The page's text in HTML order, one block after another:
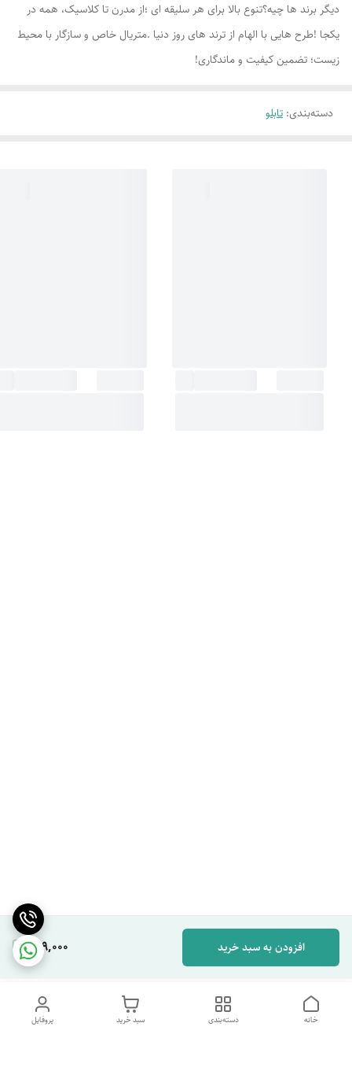
649,000 افزودن به سبد خرید
دیگر برند ها چیه؟تنوع بالا برای هر سلیقه ای ؛از مدرن تا کلاسیک، همه در
یکجا !طرح هایی با الهام از ترند های روز دنیا .متریال خاص و سازگار با محیط
زیست؛ تضمین کیفیت و ماندگاری!
دسته‌بندی: تابلو
پروفایل سبد خرید دسته‌بندی خانه